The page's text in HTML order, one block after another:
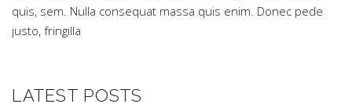
quis, sem. Nulla consequat massa quis enim. Donec pede
justo, fringilla
LATEST POSTS